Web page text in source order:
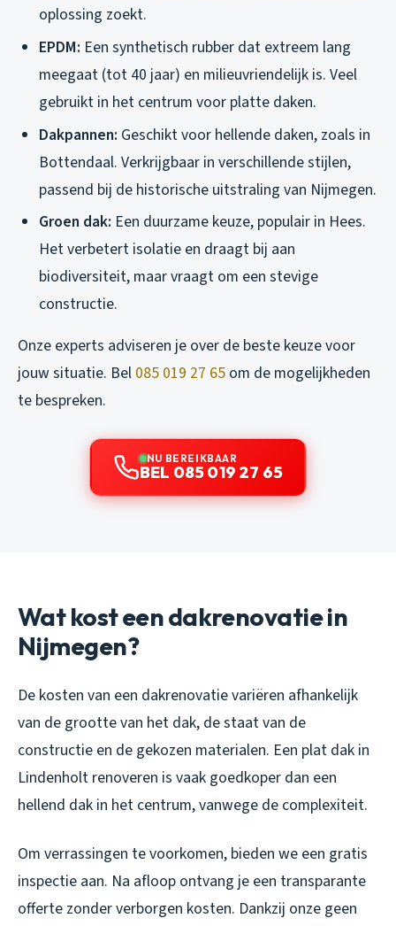
oplossing zoekt.
EPDM: Een synthetisch rubber dat extreem lang
meegaat (tot 40 jaar) en milieuvriendelijk is. Veel
gebruikt in het centrum voor platte daken.
Dakpannen: Geschikt voor hellende daken, zoals in
Bottendaal. Verkrijgbaar in verschillende stijlen,
passend bij de historische uitstraling van Nijmegen.
Groen dak: Een duurzame keuze, populair in Hees.
Het verbetert isolatie en draagt bij aan
biodiversiteit, maar vraagt om een stevige
constructie.
Onze experts adviseren je over de beste keuze voor
jouw situatie. Bel 085 019 27 65 om de mogelijkheden
te bespreken.
NU BEREIKBAAR
BEL 085 019 27 65
Wat kost een dakrenovatie in
Nijmegen?
De kosten van een dakrenovatie variëren afhankelijk
van de grootte van het dak, de staat van de
constructie en de gekozen materialen. Een plat dak in
Lindenholt renoveren is vaak goedkoper dan een
hellend dak in het centrum, vanwege de complexiteit.
Om verrassingen te voorkomen, bieden we een gratis
inspectie aan. Na afloop ontvang je een transparante
offerte zonder verborgen kosten. Dankzij onze geen